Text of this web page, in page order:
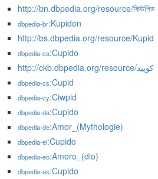
http://bn.dbpedia.org/resource/কিউপিড
dbpedia-br:Kupidon
http://bs.dbpedia.org/resource/Kupid
dbpedia-ca:Cupido
http://ckb.dbpedia.org/resource/کوپید
dbpedia-cs:Cupid
dbpedia-cy:Ciwpid
dbpedia-da:Cupido
dbpedia-de:Amor_(Mythologie)
dbpedia-el:Cupido
dbpedia-eo:Amoro_(dio)
dbpedia-es:Cupido